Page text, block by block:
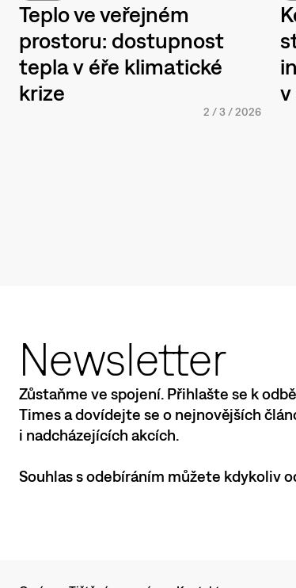
Teplo ve veřejném
prostoru: dostupnost
tepla v éře klimatické
krize
2 /3 /2026
v
Newsletter
Zůstaňme ve spojení. Přihlašte se k
Times a dovídejte se o nejnovějších
i nadcházejících akcích.
Souhlas s odebíráním můžete kdykoliv